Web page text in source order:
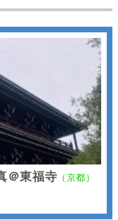
＠東福寺 （京都）